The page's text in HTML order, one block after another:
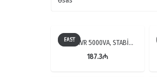
EAST
EAST AVR 5000VA, STABİ…
187.3₼